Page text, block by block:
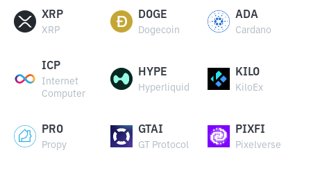
XRP
XRP
DOGE
Dogecoin
ADA
Cardano
ICP
Internet
Computer
HYPE
Hyperliquid
KILO
KiloEx
PRO
Propy
GTAI
GT Protocol
PIXFI
Pixelverse